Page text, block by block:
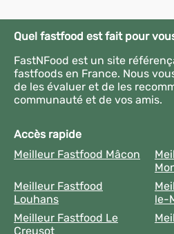
Quel fastfood est fait pour
FastNFood est un site
fastfoods en France. Nous
de les évaluer et de les
communauté et de vos amis.
Accès rapide
Meilleur Fastfood Mâcon
Meilleur Fastfood
Louhans
le-
Meilleur Fastfood Le
Creusot